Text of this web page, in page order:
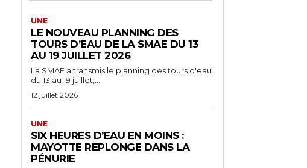
UNE
LE NOUVEAU PLANNING DES
TOURS D’EAU DE LA SMAE DU 13
AU 19 JUILLET 2026
La SMAE a transmis le planning des tours d'eau
du 13 au 19 juillet,...
12 juillet 2026
UNE
SIX HEURES D’EAU EN MOINS :
MAYOTTE REPLONGE DANS LA
PÉNURIE